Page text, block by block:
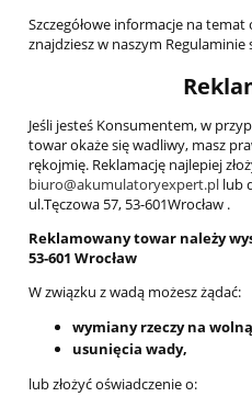
Szczegółowe informacje na
znajdziesz w naszym Regulaminie
Jeśli jesteś Konsumentem, w
towar okaże się wadliwy, masz
rękojmię. Reklamację najlepiej
biuro@akumulatoryexpert.pl lub
ul.Tęczowa 57, 53-601Wrocław .
Reklamowany towar należy
53-601 Wrocław
W związku z wadą możesz żądać:
wymiany rzeczy na
usunięcia wady,
lub złożyć oświadczenie o: